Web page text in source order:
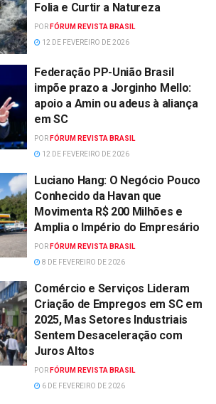
Folia e Curtir a Natureza
POR FÓRUM REVISTA BRASIL
12 DE FEVEREIRO DE 2026
Federação PP-União Brasil
impõe prazo a Jorginho Mello:
apoio a Amin ou adeus à aliança
em SC
POR FÓRUM REVISTA BRASIL
12 DE FEVEREIRO DE 2026
Luciano Hang: O Negócio Pouco
Conhecido da Havan que
Movimenta R$ 200 Milhões e
Amplia o Império do Empresário
POR FÓRUM REVISTA BRASIL
8 DE FEVEREIRO DE 2026
Comércio e Serviços Lideram
Criação de Empregos em SC em
2025, Mas Setores Industriais
Sentem Desaceleração com
Juros Altos
POR FÓRUM REVISTA BRASIL
6 DE FEVEREIRO DE 2026